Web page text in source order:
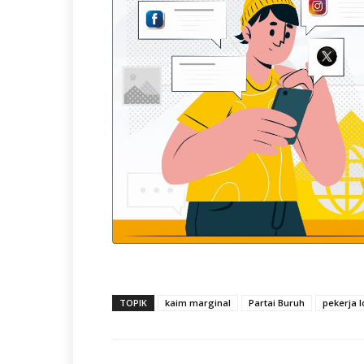
TOPIK kaim marginal Partai Buruh pekerja